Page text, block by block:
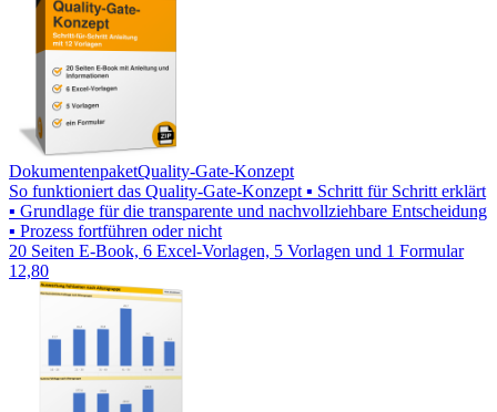
DokumentenpaketQuality-Gate-Konzept
So funktioniert das Quality-Gate-Konzept ▪ Schritt für Schritt erklärt
▪ Grundlage für die transparente und nachvollziehbare Entscheidung
▪ Prozess fortführen oder nicht
20 Seiten E-Book, 6 Excel-Vorlagen, 5 Vorlagen und 1 Formular
12,80